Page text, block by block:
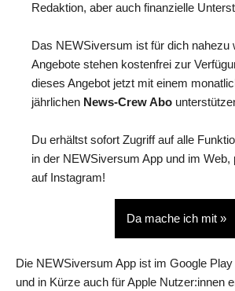
Redaktion, aber auch finanzielle
Das NEWSiversum ist für dich nahezu
Angebote stehen kostenfrei zur
dieses Angebot jetzt mit einem
jährlichen News-Crew Abo
Du erhältst sofort Zugriff auf alle
in der NEWSiversum App und im Web,
auf Instagram!
Da mache ich mit »
Die NEWSiversum App ist im Google
und in Kürze auch für Apple Nutzer:innen